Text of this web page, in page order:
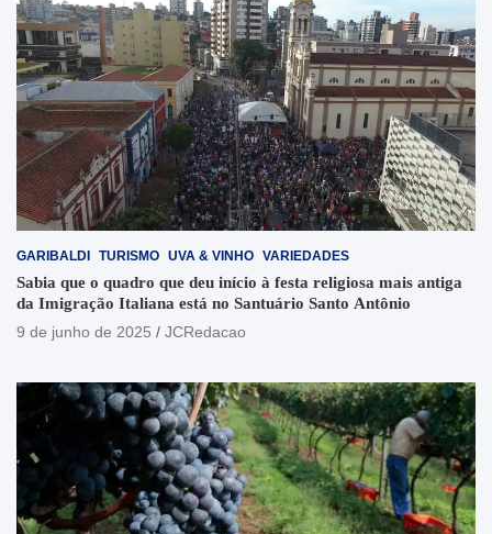
GARIBALDI TURISMO UVA & VINHO VARIEDADES
Sabia que o quadro que deu início à festa religiosa mais antiga
da Imigração Italiana está no Santuário Santo Antônio
9 de junho de 2025
JCRedacao